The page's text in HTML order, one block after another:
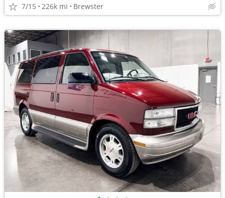
7/15 226k mi Brewster